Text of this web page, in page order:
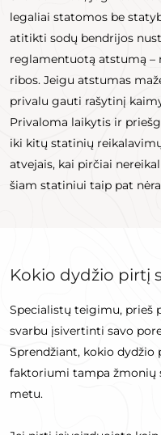
legaliai statomos be
atitikti sodų bendrijos
reglamentuotą atstumą –
ribos. Jeigu atstumas
privalu gauti rašytinį
Privaloma laikytis ir
iki kitų statinių
atvejais, kai pirčiai
šiam statiniui taip pat
Kokio dydžio pirtį
Specialistų teigimu, prieš
svarbu įsivertinti savo
Sprendžiant, kokio
faktoriumi tampa žmonių
metu.